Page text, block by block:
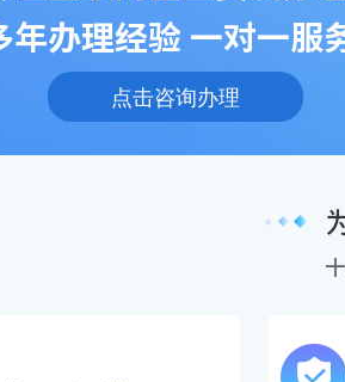
年办理经验 一对一服
点击咨询办理